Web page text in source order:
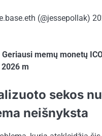
(@jessepollak)
Geriausi memų monetų
m
sekos
neišnyksta